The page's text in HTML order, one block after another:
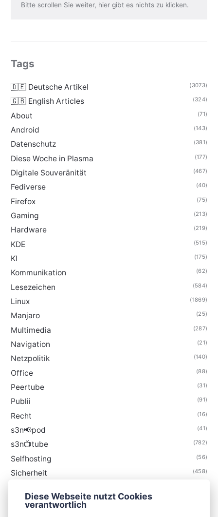
Bitte scrollen Sie weiter, hier gibt es nichts zu klicken.
Tags
🇩🇪 Deutsche Artikel (3073)
🇬🇧 English Articles (324)
About (71)
Android (143)
Datenschutz (381)
Diese Woche in Plasma (177)
Digitale Souveränität (467)
Fediverse (40)
Firefox (75)
Gaming (213)
Hardware (219)
KDE (515)
KI (175)
Kommunikation (62)
Lesezeichen (584)
Linux (1869)
Manjaro (25)
Multimedia (287)
Navigation (21)
Netzpolitik (140)
Office (88)
Peertube (31)
Publii (91)
Recht (16)
s3n📢pod (41)
s3n📺tube (782)
Selfhosting (56)
Sicherheit (458)
Thunderbird
Diese Webseite nutzt Cookies
verantwortlich